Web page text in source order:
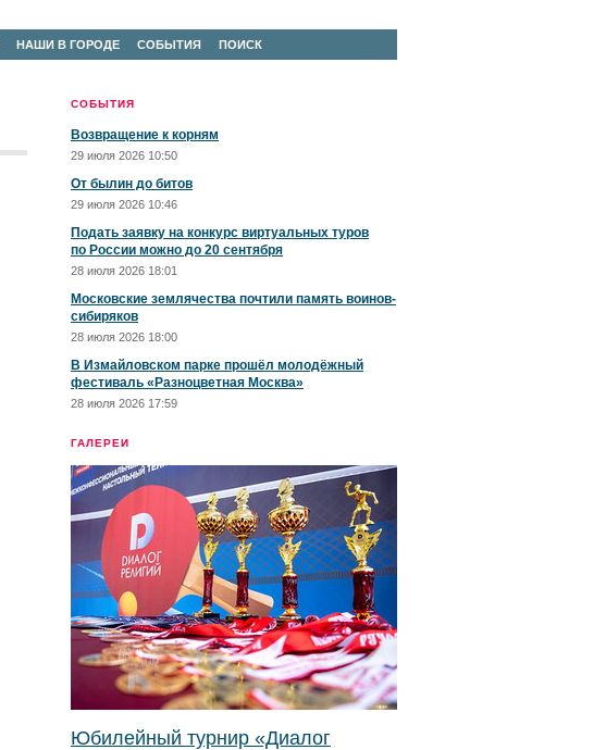
НАШИ В ГОРОДЕ СОБЫТИЯ ПОИСК
СОБЫТИЯ
Возвращение к корням
29 июля 2026 10:50
От былин до битов
29 июля 2026 10:46
Подать заявку на конкурс виртуальных туров
по России можно до 20 сентября
28 июля 2026 18:01
Московские землячества почтили память воинов-
сибиряков
28 июля 2026 18:00
В Измайловском парке прошёл молодёжный
фестиваль «Разноцветная Москва»
28 июля 2026 17:59
ГАЛЕРЕИ
Юбилейный турнир «Диалог